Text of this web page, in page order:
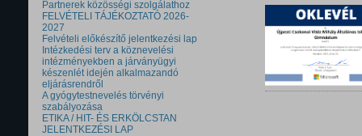
Partnerek közösségi szolgálathoz
FELVÉTELI TÁJÉKOZTATÓ 2026-
2027
Felvételi előkészítő jelentkezési lap
Intézkedési terv a köznevelési
intézményekben a járványügyi
készenlét idején alkalmazandó
eljárásrendről
A gyógytestnevelés törvényi
szabályozása
ETIKA / HIT- ÉS ERKÖLCSTAN
JELENTKEZÉSI LAP